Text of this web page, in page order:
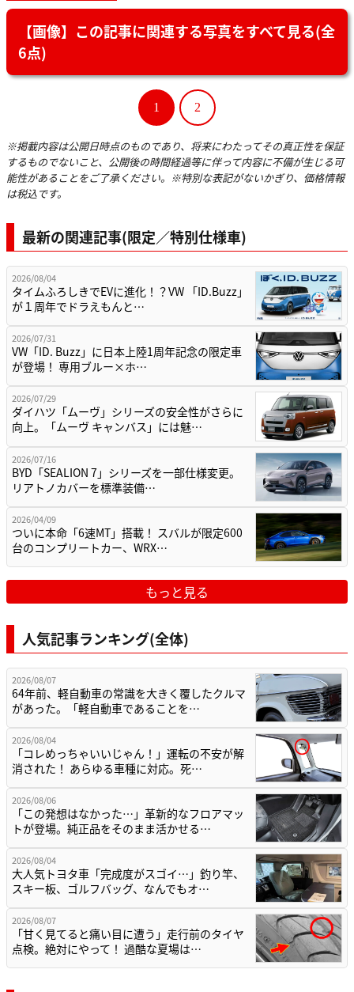
【画像】この記事に関連する写真をすべて見る(全
6点)
1 2
※掲載内容は公開日時点のものであり、将来にわたってその真正性を保証
するものでないこと、公開後の時間経過等に伴って内容に不備が生じる可
能性があることをご了承ください。※特別な表記がないかぎり、価格情報
は税込です。
最新の関連記事(限定／特別仕様車)
2026/08/04
タイムふろしきでEVに進化！？VW 「ID.Buzz」
が１周年でドラえもんと…
2026/07/31
VW「ID. Buzz」に日本上陸1周年記念の限定車
が登場！ 専用ブルー×ホ…
2026/07/29
ダイハツ「ムーヴ」シリーズの安全性がさらに
向上。「ムーヴ キャンバス」には魅…
2026/07/16
BYD「SEALION 7」シリーズを一部仕様変更。
リアトノカバーを標準装備…
2026/04/09
ついに本命「6速MT」搭載！ スバルが限定600
台のコンプリートカー、WRX…
もっと見る
人気記事ランキング(全体)
2026/08/07
64年前、軽自動車の常識を大きく覆したクルマ
があった。「軽自動車であることを…
2026/08/04
「コレめっちゃいいじゃん！」運転の不安が解
消された！ あらゆる車種に対応。死…
2026/08/06
「この発想はなかった…」革新的なフロアマッ
トが登場。純正品をそのまま活かせる…
2026/08/04
大人気トヨタ車「完成度がスゴイ…」釣り竿、
スキー板、ゴルフバッグ、なんでもオ…
2026/08/07
「甘く見てると痛い目に遭う」走行前のタイヤ
点検。絶対にやって！ 過酷な夏場は…